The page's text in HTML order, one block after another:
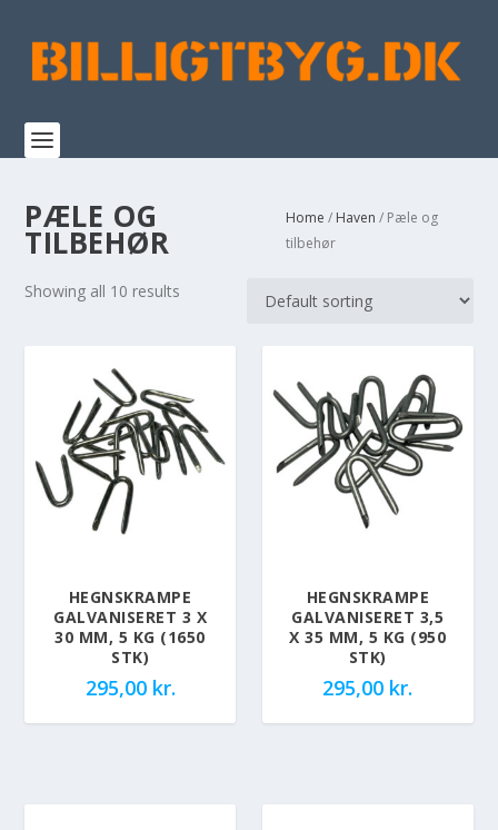
PÆLE OG
TILBEHØR
Home / Haven / Pæle og
tilbehør
Showing all 10 results
HEGNSKRAMPE
GALVANISERET 3 X
30 MM, 5 KG (1650
STK)
295,00 kr.
HEGNSKRAMPE
GALVANISERET 3,5
X 35 MM, 5 KG (950
STK)
295,00 kr.